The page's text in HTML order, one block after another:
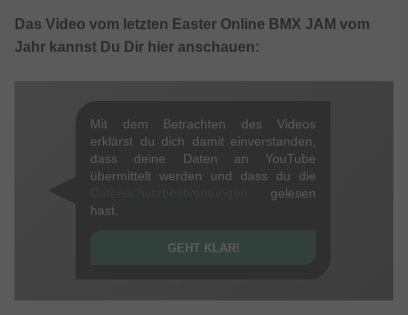
Das Video vom letzten Easter Online BMX JAM vom
Jahr kannst Du Dir hier anschauen:
Mit dem Betrachten des Videos
erklärst du dich damit einverstanden,
dass deine Daten an YouTube
übermittelt werden und dass du die
gelesen
hast.
GEHT KLAR!